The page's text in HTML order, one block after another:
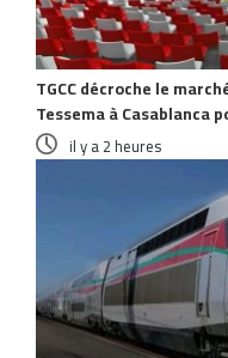
TGCC décroche le
Tessema à Casablanca
il y a 2 heures